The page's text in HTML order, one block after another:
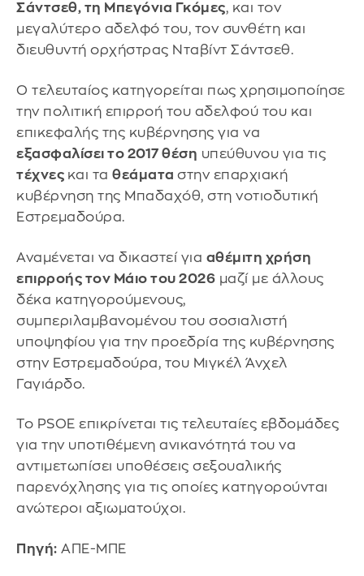
Σάντσεθ, τη Μπεγόνια Γκόμες, και τον
μεγαλύτερο αδελφό του, τον συνθέτη και
διευθυντή ορχήστρας Νταβίντ Σάντσεθ.
Ο τελευταίος κατηγορείται πως χρησιμοποίησε
την πολιτική επιρροή του αδελφού του και
επικεφαλής της κυβέρνησης για να
εξασφαλίσει το 2017 θέση υπεύθυνου για τις
τέχνες και τα θεάματα στην επαρχιακή
κυβέρνηση της Μπαδαχόθ, στη νοτιοδυτική
Εστρεμαδούρα.
Αναμένεται να δικαστεί για αθέμιτη χρήση
επιρροής τον Μάιο του 2026 μαζί με άλλους
δέκα κατηγορούμενους,
συμπεριλαμβανομένου του σοσιαλιστή
υποψηφίου για την προεδρία της κυβέρνησης
στην Εστρεμαδούρα, του Μιγκέλ Άνχελ
Γαγιάρδο.
Το PSOE επικρίνεται τις τελευταίες εβδομάδες
για την υποτιθέμενη ανικανότητά του να
αντιμετωπίσει υποθέσεις σεξουαλικής
παρενόχλησης για τις οποίες κατηγορούνται
ανώτεροι αξιωματούχοι.
Πηγή: ΑΠΕ-ΜΠΕ